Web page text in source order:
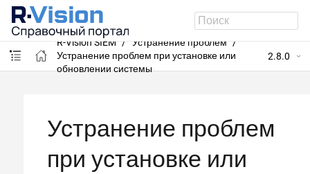
R-Vision SIEM
Устранение проблем
Устранение проблем при установке или
обновлении системы
2.8.0
Устранение проблем
при установке или